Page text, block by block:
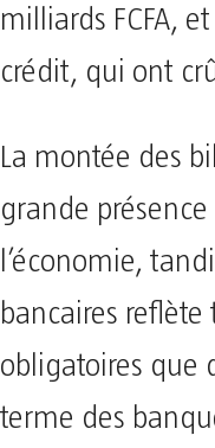
milliards FCFA,
crédit, qui ont
La montée des
grande
l’économie,
bancaires
obligatoires que
terme des